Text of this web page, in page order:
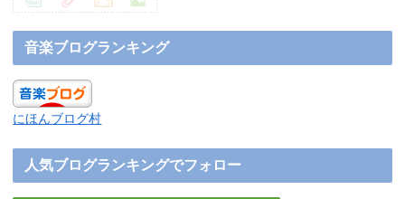
音楽ブログランキング
にほんブログ村
人気ブログランキングでフォロー